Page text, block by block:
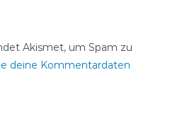
Akismet, um Spam zu
deine Kommentardaten